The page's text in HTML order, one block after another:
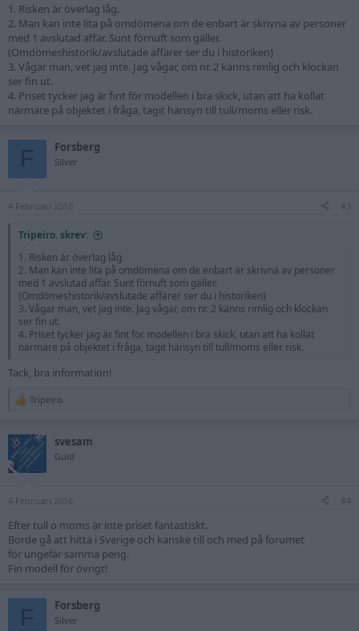
1. Risken är överlag låg.
2. Man kan inte lita på omdömena om de enbart är skrivna av personer
med 1 avslutad affär. Sunt förnuft som gäller.
(Omdömeshistorik/avslutade affärer ser du i historiken)
3. Vågar man, vet jag inte. Jag vågar, om nr. 2 känns rimlig och klockan
ser fin ut.
4. Priset tycker jag är fint för modellen i bra skick, utan att ha kollat
närmare på objektet i fråga, tagit hänsyn till tull/moms eller risk.
F Forsberg
Silver
4 Februari 2016 #3
Tripeiro. skrev:
1. Risken är överlag låg.
2. Man kan inte lita på omdömena om de enbart är skrivna av personer
med 1 avslutad affär. Sunt förnuft som gäller.
(Omdömeshistorik/avslutade affärer ser du i historiken)
3. Vågar man, vet jag inte. Jag vågar, om nr. 2 känns rimlig och klockan
ser fin ut.
4. Priset tycker jag är fint för modellen i bra skick, utan att ha kollat
närmare på objektet i fråga, tagit hänsyn till tull/moms eller risk.
Tack, bra information!
R
c
t
i
o
s
Tripeiro.
svesam
Guld
4 Februari 2016 #4
Efter tull o moms är inte priset fantastiskt.
Borde gå att hitta i Sverige och kanske till och med på forumet
för ungefär samma peng.
Fin modell för övrigt!
F Forsberg
Silver